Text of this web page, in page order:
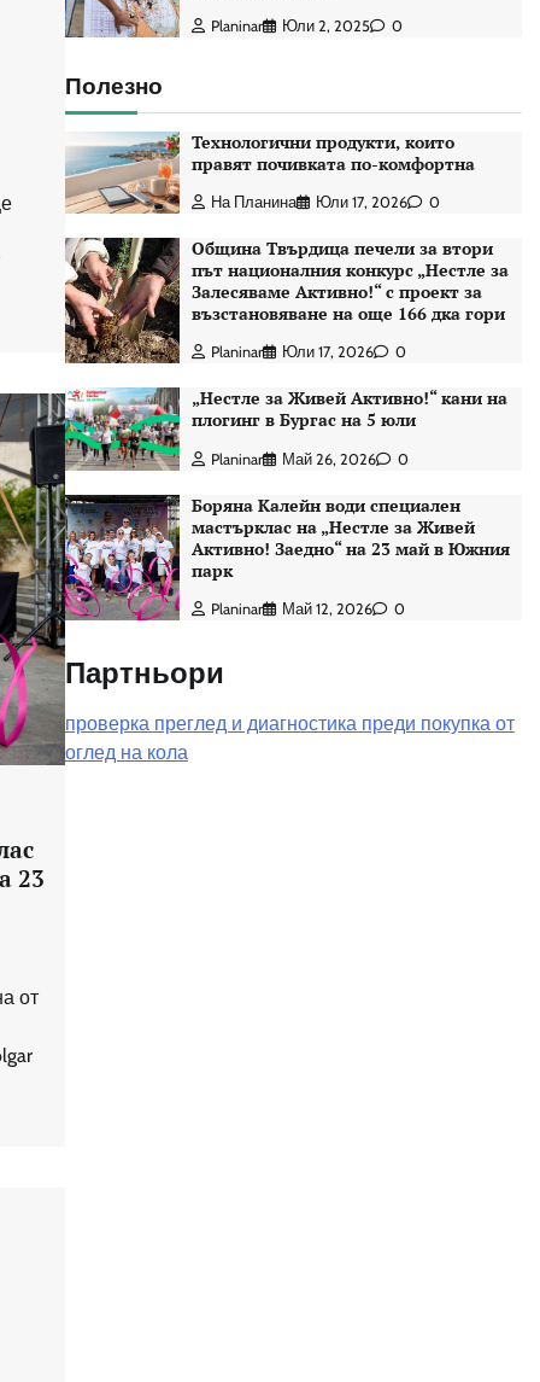
23
от
Planinar Юли 2, 2025 0
Полезно
Технологични продукти, които
правят почивката по-комфортна
На Планина Юли 17, 2026 0
Община Твърдица печели за втори
път националния конкурс „Нестле за
Залесяваме Активно!“ с проект за
възстановяване на още 166 дка гори
Planinar Юли 17, 2026 0
„Нестле за Живей Активно!“ кани на
плогинг в Бургас на 5 юли
Planinar Май 26, 2026 0
Боряна Калейн води специален
мастърклас на „Нестле за Живей
Активно! Заедно“ на 23 май в Южния
парк
Planinar Май 12, 2026 0
Партньори
проверка преглед и диагностика преди покупка от
оглед на кола